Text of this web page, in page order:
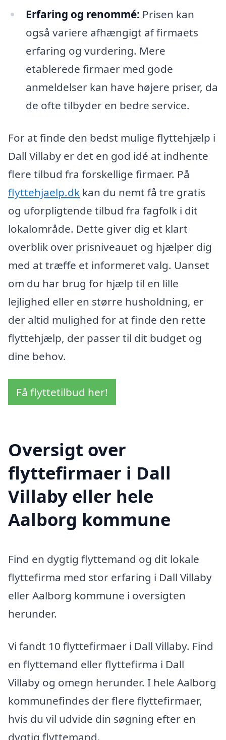
Erfaring og renommé: Prisen kan
også variere afhængigt af firmaets
erfaring og vurdering. Mere
etablerede firmaer med gode
anmeldelser kan have højere priser, da
de ofte tilbyder en bedre service.
For at finde den bedst mulige flyttehjælp i
Dall Villaby er det en god idé at indhente
flere tilbud fra forskellige firmaer. På
flyttehjaelp.dk kan du nemt få tre gratis
og uforpligtende tilbud fra fagfolk i dit
lokalområde. Dette giver dig et klart
overblik over prisniveauet og hjælper dig
med at træffe et informeret valg. Uanset
om du har brug for hjælp til en lille
lejlighed eller en større husholdning, er
der altid mulighed for at finde den rette
flyttehjælp, der passer til dit budget og
dine behov.
Få flyttetilbud her!
Oversigt over
flyttefirmaer i Dall
Villaby eller hele
Aalborg kommune
Find en dygtig flyttemand og dit lokale
flyttefirma med stor erfaring i Dall Villaby
eller Aalborg kommune i oversigten
herunder.
Vi fandt 10 flyttefirmaer i Dall Villaby. Find
en flyttemand eller flyttefirma i Dall
Villaby og omegn herunder. I hele Aalborg
kommunefindes der flere flyttefirmaer,
hvis du vil udvide din søgning efter en
dygtig flyttemand.